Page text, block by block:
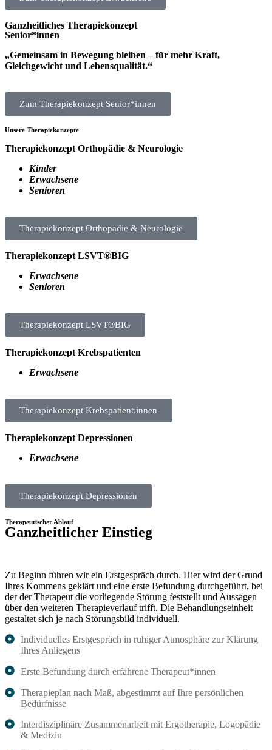
Ganzheitliches Therapiekonzept
Senior*innen
„Gemeinsam in Bewegung bleiben – für mehr Kraft,
Gleichgewicht und Lebensqualität.“
Zum Therapiekonzept Senior*innen
Unsere Therapiekonzepte
Therapiekonzept Orthopädie & Neurologie
Kinder
Erwachsene
Senioren
Therapiekonzept Orthopädie & Neurologie
Therapiekonzept LSVT®BIG
Erwachsene
Senioren
Therapiekonzept LSVT®BIG
Therapiekonzept Krebspatienten
Erwachsene
Therapiekonzept Krebspatient:innen
Therapiekonzept Depressionen
Erwachsene
Therapiekonzept Depressionen
Therapeutischer Ablauf
Ganzheitlicher Einstieg
Zu Beginn führen wir ein Erstgespräch durch. Hier wird der Grund
Ihres Kommens geklärt und eine erste Befundung durchgeführt, bei
der der Therapeut die vorliegende Störung feststellt und Aussagen
über den weiteren Therapieverlauf trifft. Die Behandlungseinheit
gestaltet sich je nach Störungsbild individuell.
Individuelles Erstgespräch in ruhiger Atmosphäre zur Klärung
Ihres Anliegens
Erste Befundung durch erfahrene Therapeut*innen
Therapieplan nach Maß, abgestimmt auf Ihre persönlichen
Bedürfnisse
Interdisziplinäre Zusammenarbeit mit Ergotherapie, Logopädie
& Medizin